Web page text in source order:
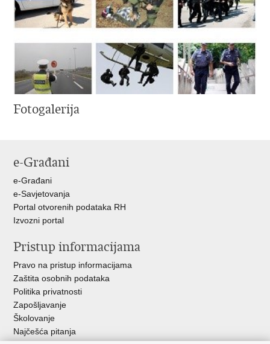
Fotogalerija
e-Građani
e-Građani
e-Savjetovanja
Portal otvorenih podataka RH
Izvozni portal
Pristup informacijama
Pravo na pristup informacijama
Zaštita osobnih podataka
Politika privatnosti
Zapošljavanje
Školovanje
Najčešća pitanja